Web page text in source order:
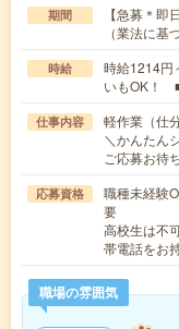
期間
【急募＊即
（業法に基
時給
時給1214
いもOK！ ■
仕事内容
軽作業（仕
＼かんたん
ご応募お待
応募資格
職種未経験
要
高校生は不
帯電話をお
職場の雰囲気